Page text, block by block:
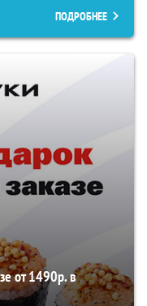
ПОДРОБНЕЕ
от 1490р. в